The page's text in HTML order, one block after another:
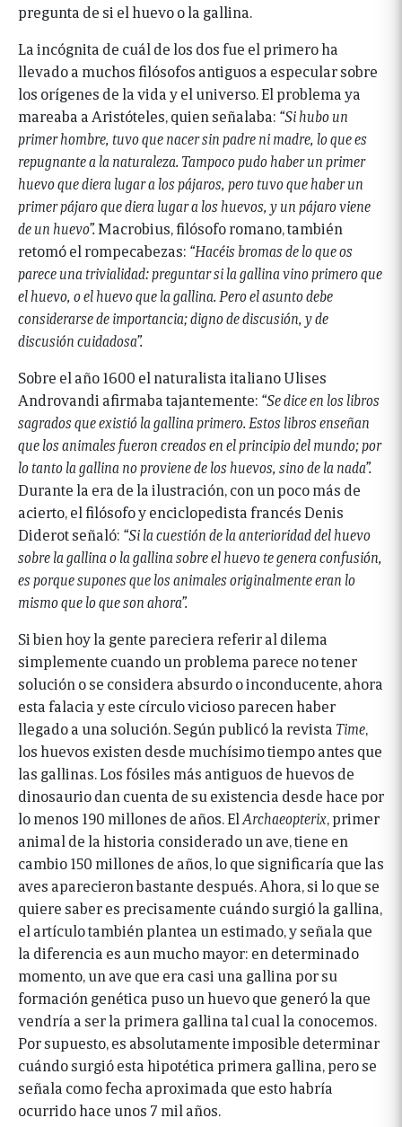
pregunta de si el huevo o la gallina.
La incógnita de cuál de los dos fue el primero ha
llevado a muchos filósofos antiguos a especular sobre
los orígenes de la vida y el universo. El problema ya
mareaba a Aristóteles, quien señalaba: “Si hubo un
primer hombre, tuvo que nacer sin padre ni madre, lo que es
repugnante a la naturaleza. Tampoco pudo haber un primer
huevo que diera lugar a los pájaros, pero tuvo que haber un
primer pájaro que diera lugar a los huevos, y un pájaro viene
de un huevo”.Macrobius, filósofo romano, también
retomó el rompecabezas: “Hacéis bromas de lo que os
parece una trivialidad: preguntar si la gallina vino primero que
el huevo, o el huevo que la gallina. Pero el asunto debe
considerarse de importancia; digno de discusión, y de
discusión cuidadosa”.
Sobre el año 1600 el naturalista italiano Ulises
Androvandi afirmaba tajantemente: “Se dice en los libros
sagrados que existió la gallina primero. Estos libros enseñan
que los animales fueron creados en el principio del mundo; por
lo tanto la gallina no proviene de los huevos, sino de la nada”.
Durante la era de la ilustración, con un poco más de
acierto, el filósofo y enciclopedista francés Denis
Diderot señaló: “Si la cuestión de la anterioridad del huevo
sobre la gallina o la gallina sobre el huevo te genera confusión,
es porque supones que los animales originalmente eran lo
mismo que lo que son ahora”.
Si bien hoy la gente pareciera referir al dilema
simplemente cuando un problema parece no tener
solución o se considera absurdo o inconducente, ahora
esta falacia y este círculo vicioso parecen haber
llegado a una solución. Según publicó la revista Time
los huevos existen desde muchísimo tiempo antes que
las gallinas. Los fósiles más antiguos de huevos de
dinosaurio dan cuenta de su existencia desde hace por
lo menos 190 millones de años. El Archaeopterix , primer
animal de la historia considerado un ave, tiene en
cambio 150 millones de años, lo que significaría que las
aves aparecieron bastante después. Ahora, si lo que se
quiere saber es precisamente cuándo surgió la gallina,
el artículo también plantea un estimado, y señala que
la diferencia es aun mucho mayor: en determinado
momento, un ave que era casi una gallina por su
formación genética puso un huevo que generó la que
vendría a ser la primera gallina tal cual la conocemos.
Por supuesto, es absolutamente imposible determinar
cuándo surgió esta hipotética primera gallina, pero se
señala como fecha aproximada que esto habría
ocurrido hace unos 7 mil años.